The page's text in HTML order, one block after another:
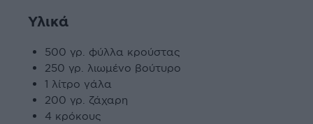
Υλικά
500 γρ. φύλλα κρούστας
250 γρ. λιωμένο βούτυρο
1 λίτρο γάλα
200 γρ. ζάχαρη
4 κρόκους